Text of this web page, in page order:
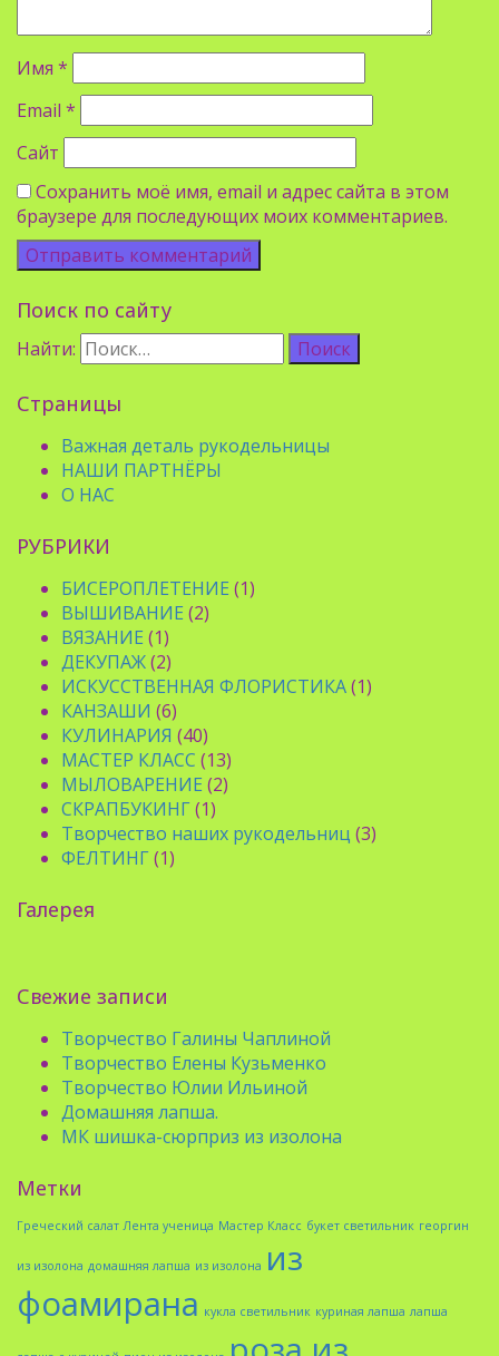
Имя *
Email *
Сайт
Сохранить моё имя, email и адрес сайта в этом
браузере для последующих моих комментариев.
Поиск по сайту
Найти:
Страницы
Важная деталь рукодельницы
НАШИ ПАРТНЁРЫ
О НАС
РУБРИКИ
БИСЕРОПЛЕТЕНИЕ (1)
ВЫШИВАНИЕ (2)
ВЯЗАНИЕ (1)
ДЕКУПАЖ(2)
ИСКУССТВЕННАЯ ФЛОРИСТИКА(1)
КАНЗАШИ (6)
КУЛИНАРИЯ (40)
МАСТЕР КЛАСС (13)
МЫЛОВАРЕНИЕ (2)
СКРАПБУКИНГ(1)
Творчество наших рукодельниц (3)
ФЕЛТИНГ(1)
Галерея
Свежие записи
Творчество Галины Чаплиной
Творчество Елены Кузьменко
Творчество Юлии Ильиной
Домашняя лапша.
МК шишка-сюрприз из изолона
Метки
Греческий салат Лента ученица Мастер Класс букет светильник георгин
из изолона домашняя лапша из изолона из
фоамирана кукла светильник куриная лапша лапша